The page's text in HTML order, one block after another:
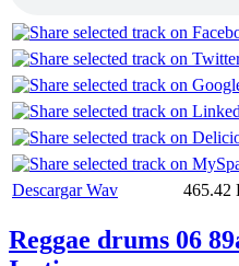
Descargar Wav 465.42
Reggae drums 06